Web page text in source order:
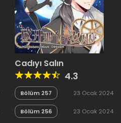
Cadıyı Salın
4.3
Bölüm 257 23 Ocak 2024
Bölüm 256 23 Ocak 2024